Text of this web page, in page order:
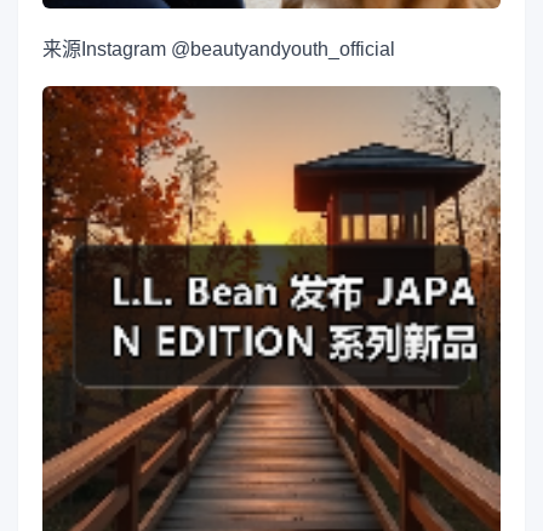
来源 Instagram @beautyandyouth_official